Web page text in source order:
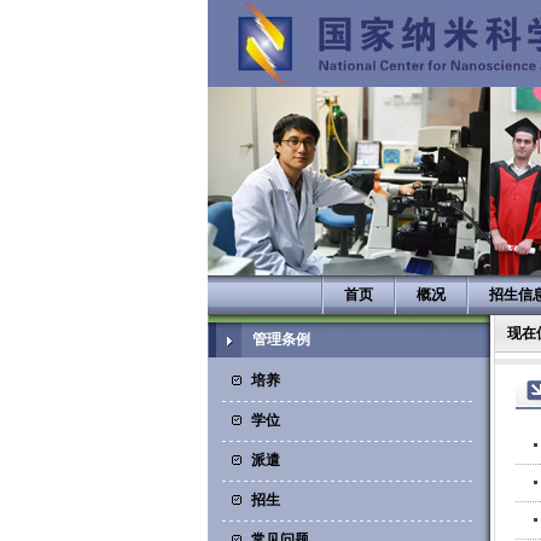
首页 概况 招生信
管理条例
培养
学位
派遣
招生
现在